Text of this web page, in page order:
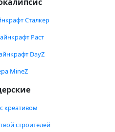
Сталкер
Раст
DayZ
MineZ
креативом
строителей